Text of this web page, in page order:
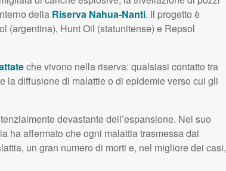
della Riserva Nahua-Nanti. Il progetto è
(argentina), Hunt Oil (statunitense) e Repsol
che vivono nella riserva: qualsiasi contatto tra
la diffusione di malattie o di epidemie verso cui gli
devastante dell’espansione. Nel suo
ha affermato che ogni malattia trasmessa dai
un gran numero di morti e, nel migliore dei casi,